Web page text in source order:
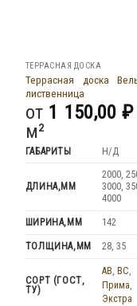
ТЕРРАСНАЯ ДОСКА
Террасная доска
лиственница
от 1 150,00 ₽
м²
ГАБАРИТЫ Н/Д
ДЛИНА,ММ
2000,
3000,
4000
ШИРИНА,ММ 142
ТОЛЩИНА,ММ 28, 35
СОРТ (ГОСТ,
ТУ)
AB, BC,
Прима,
Экстра